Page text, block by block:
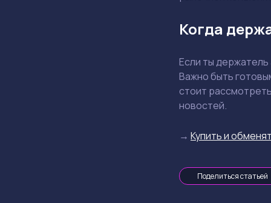
Когда
Если ты
Важно быть
стоит
новостей.
→ Купить и
Поделиться статьей